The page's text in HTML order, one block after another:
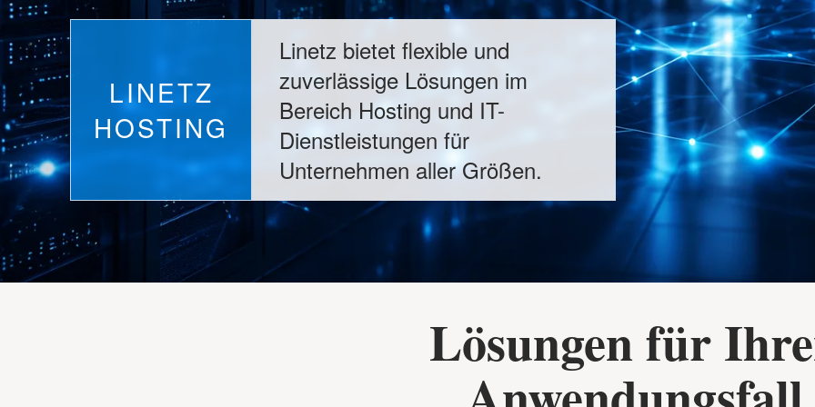
LINETZ
HOSTING
Linetz bietet flexible und
zuverlässige Lösungen im
Bereich Hosting und IT-
Dienstleistungen für
Unternehmen aller Größen.
Lösungen für